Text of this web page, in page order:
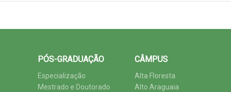
PÓS-GRADUAÇÃO
Especialização
Mestrado e Doutorado
CÂMPUS
Alta Floresta
Alto Araguaia